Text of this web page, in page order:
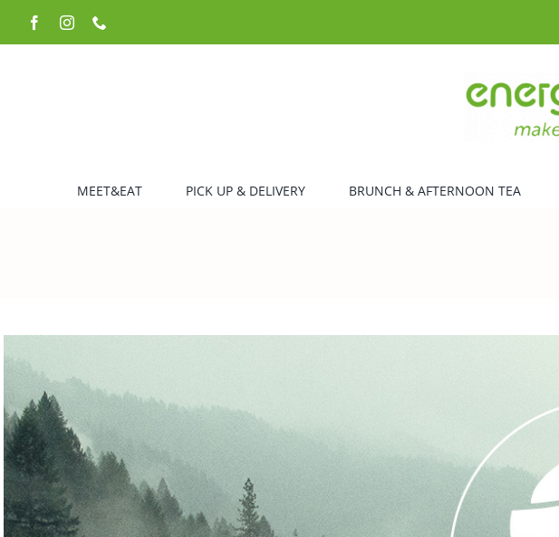
Inhalt
FacebookInstagram
MEET&EAT PICK UP & DELIVERY BRUNCH & AFTERNOON TEA